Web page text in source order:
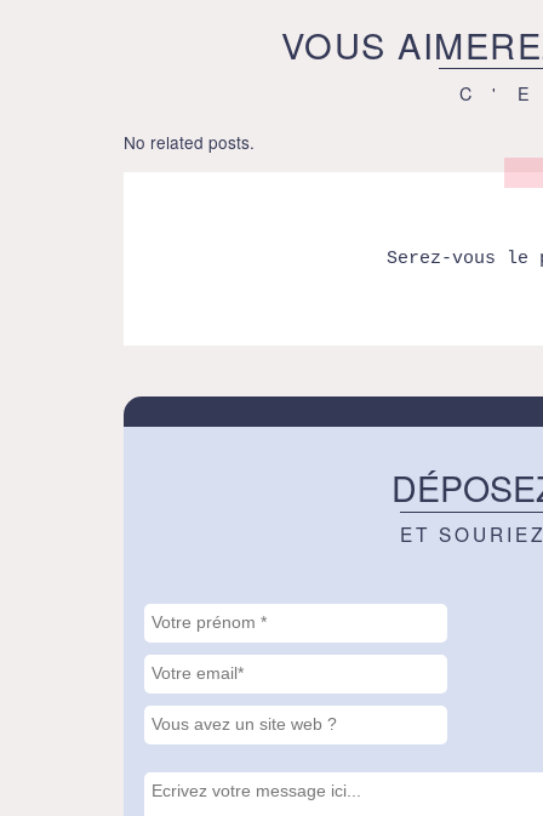
VOUS
No related posts.
Serez-vous
ET